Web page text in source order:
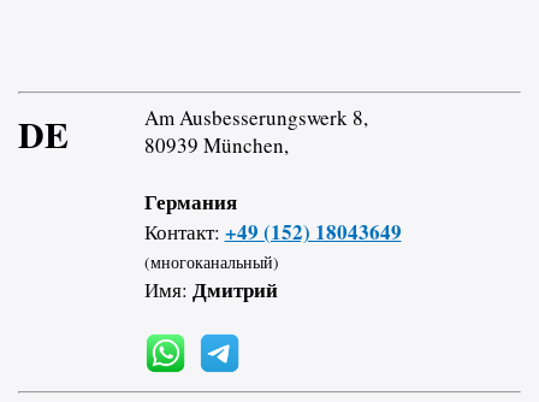
DE
Am Ausbesserungswerk 8,
80939 München,
Германия
Контакт: +49 (152) 18043649
(многоканальный)
Имя: Дмитрий